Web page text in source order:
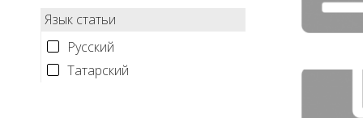
Язык статьи
Русский
Татарский